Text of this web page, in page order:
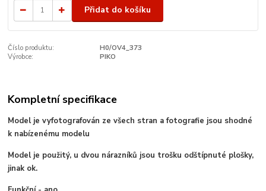
Přidat do košíku
Číslo produktu:
H0/OV4_373
Výrobce:
PIKO
Kompletní specifikace
Model je vyfotografován ze všech stran a fotografie jsou shodné
k nabízenému modelu
Model je použitý, u dvou nárazníků jsou trošku odštípnuté plošky,
jinak ok.